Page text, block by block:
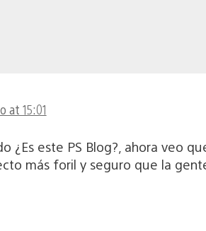
at 15:01
¿Es este PS Blog?, ahora veo
más foril y seguro que la